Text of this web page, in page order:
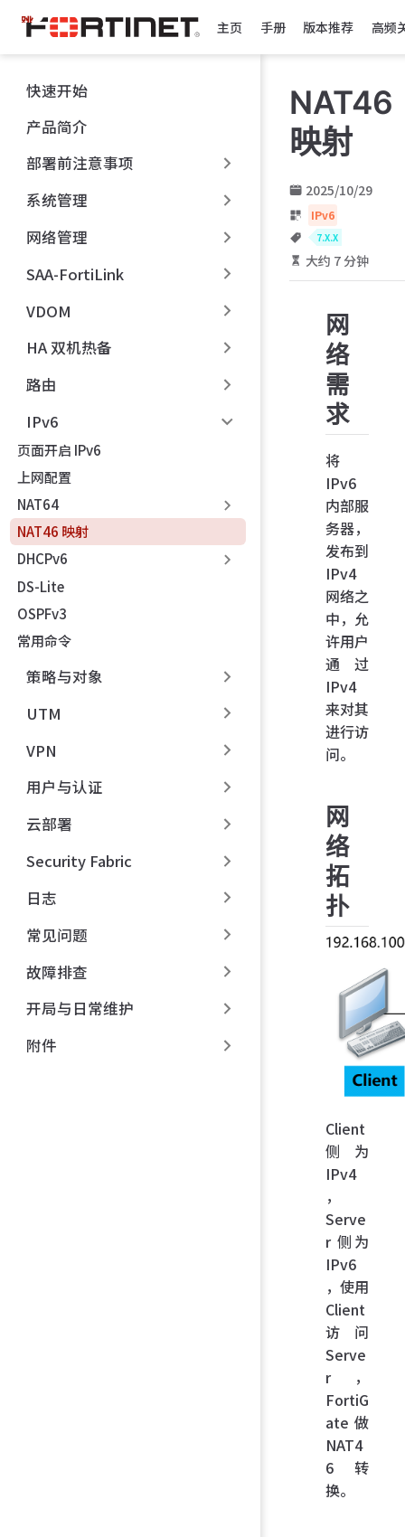
跳
至
主
內
容
主页 手册 版本推荐 高频
快速开始
产品简介
部署前注意事项
系统管理
网络管理
SAA-FortiLink
VDOM
HA 双机热备
路由
IPv6
页面开启 IPv6
上网配置
NAT64
NAT46 映射
DHCPv6
DS-Lite
OSPFv3
常用命令
策略与对象
UTM
VPN
用户与认证
云部署
Security Fabric
日志
常见问题
故障排查
开局与日常维护
附件
NAT46
映射
2025/10/29
IPv6
7.X.X
大约 7 分钟
网
络
需
求
将
IPv6
内部服
务器，
发布到
IPv4
网络之
中，允
许用户
通过
IPv4
来对其
进行访
问。
网
络
拓
扑
Client
侧为
IPv4
，
Serve
r 侧为
IPv6
，使用
Client
访问
Serve
r，
FortiG
ate 做
NAT4
6 转
换。